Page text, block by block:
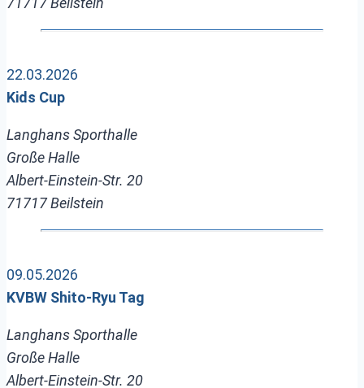
22.03.2026
Kids Cup
Langhans Sporthalle
Große Halle
Albert-Einstein-Str. 20
71717 Beilstein
09.05.2026
KVBW Shito-Ryu Tag
Langhans Sporthalle
Große Halle
Albert-Einstein-Str. 20